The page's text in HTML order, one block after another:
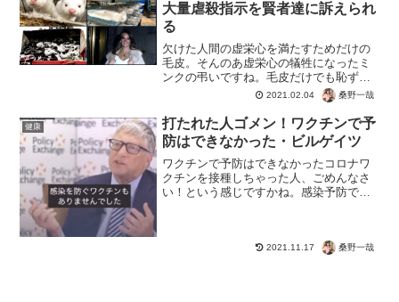
大量虐殺指示を賢者達に訴えられ
る
欠けた人間の虚栄心を満たすためだけの
毛皮。そんのあ虚栄心の犠牲になったミ
ンクの弔いですね。毛皮だけでも恥ずか
しいのに、珍コロに騙されて殺処分。し
かし賢者達によって訴訟。奪われた命は
戻ってくるわけではないけど、人間も全
員が悪魔というわけではな...
2021.02.04 桑野一哉
健康
打たれた人ゴメン！ワクチンで予
防はできなかった・ビルゲイツ
ワクチンで予防はできなかったコロナワ
クチンを接種しちゃった人、ごめんなさ
い！という感じですかね。感染予防で他
か・・・ワクチンを打たせるために...
2021.11.17 桑野一哉